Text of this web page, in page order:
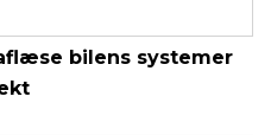
bilens systemer